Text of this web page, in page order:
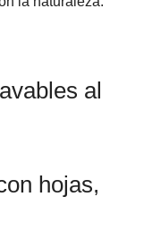
al
hojas,